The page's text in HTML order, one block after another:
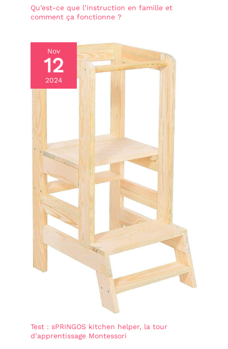
Qu’est-ce que l’instruction en famille et
comment ça fonctionne ?
Nov
12
2024
Test : sPRINGOS kitchen helper, la tour
d’apprentissage Montessori